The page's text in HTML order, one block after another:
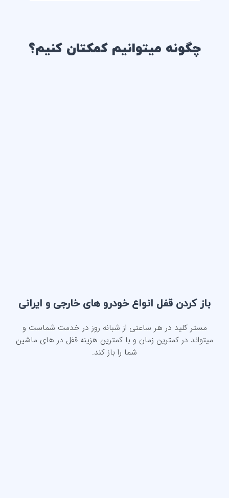
چگونه میتوانیم کمکتان کنیم؟
باز کردن قفل انواع خودرو های خارجی و ایرانی
مستر کلید در هر ساعتی از شبانه روز در خدمت شماست و
میتواند در کمترین زمان و با کمترین هزینه قفل در های ماشین
شما را باز کند.